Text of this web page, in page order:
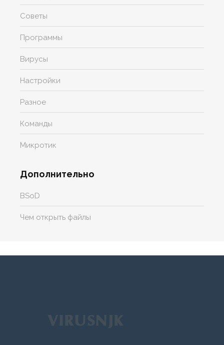
Советы
Программы
Вирусы
Настройки
Разное
Команды
Микротик
Дополнительно
BSoD
Чем открыть файлы